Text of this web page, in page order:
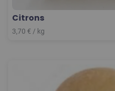
Citrons
3,70 € / kg